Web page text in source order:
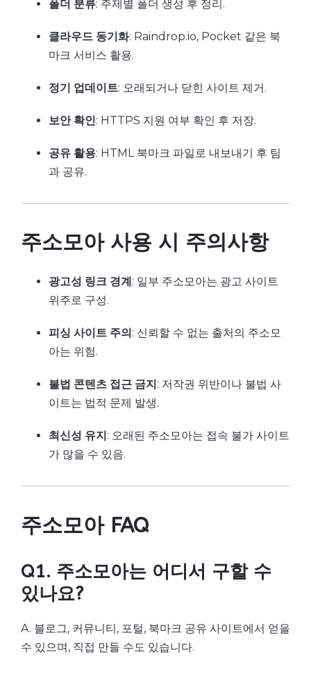
폴더 분류: 주제별 폴더 생성 후 정리.
클라우드 동기화: Raindrop.io, Pocket 같은 북
마크 서비스 활용.
정기 업데이트: 오래되거나 닫힌 사이트 제거.
보안 확인: HTTPS 지원 여부 확인 후 저장.
공유 활용: HTML 북마크 파일로 내보내기 후 팀
과 공유.
주소모아 사용 시 주의사항
광고성 링크 경계: 일부 주소모아는 광고 사이트
위주로 구성.
피싱 사이트 주의: 신뢰할 수 없는 출처의 주소모
아는 위험.
불법 콘텐츠 접근 금지: 저작권 위반이나 불법 사
이트는 법적 문제 발생.
최신성 유지: 오래된 주소모아는 접속 불가 사이트
가 많을 수 있음.
주소모아 FAQ
Q1. 주소모아는 어디서 구할 수
있나요?
A. 블로그, 커뮤니티, 포털, 북마크 공유 사이트에서 얻을
수 있으며, 직접 만들 수도 있습니다.